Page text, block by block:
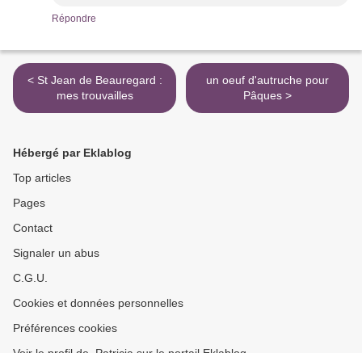
Répondre
< St Jean de Beauregard :
mes trouvailles
un oeuf d'autruche pour
Pâques >
Hébergé par Eklablog
Top articles
Pages
Contact
Signaler un abus
C.G.U.
Cookies et données personnelles
Préférences cookies